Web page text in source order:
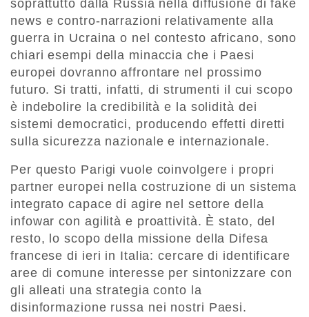
soprattutto dalla Russia nella diffusione di fake
news e contro-narrazioni relativamente alla
guerra in Ucraina o nel contesto africano, sono
chiari esempi della minaccia che i Paesi
europei dovranno affrontare nel prossimo
futuro. Si tratti, infatti, di strumenti il cui scopo
è indebolire la credibilità e la solidità dei
sistemi democratici, producendo effetti diretti
sulla sicurezza nazionale e internazionale.
Per questo Parigi vuole coinvolgere i propri
partner europei nella costruzione di un sistema
integrato capace di agire nel settore della
infowar con agilità e proattività. È stato, del
resto, lo scopo della missione della Difesa
francese di ieri in Italia: cercare di identificare
aree di comune interesse per sintonizzare con
gli alleati una strategia conto la
disinformazione russa nei nostri Paesi.